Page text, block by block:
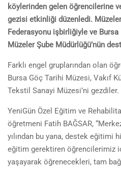
köylerinden gelen öğrencilerine
gezisi etkinliği düzenledi.
Federasyonu işbirliğiyle ve
Müzeler Şube Müdürlüğü’nün
Farklı engel gruplarından olan
Bursa Göç Tarihi Müzesi, Vakıf
Tekstil Sanayi Müzesi’ni gezdiler.
YeniGün Özel Eğitim ve
öğretmeni Fatih BAĞSAR,
yılından bu yana, destek eğitimi
eğitim gerektiren öğrencilerimiz
yaşayarak öğrenecekleri, tam